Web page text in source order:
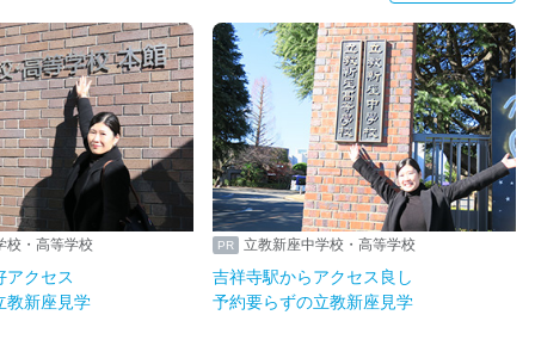
校・高等学校
アクセス
教新座見学
立教新座中学校・高等学校
吉祥寺駅からアクセス良し
予約要らずの立教新座見学